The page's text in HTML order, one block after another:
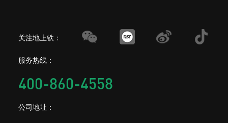
关注地上铁：
服务热线：
400-860-4558
公司地址：